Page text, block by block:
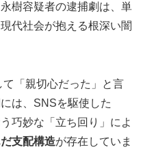
樹容疑者の逮捕劇は、単
代社会が抱える根深い闇
「親切心だった」と言
は、SNSを駆使した
巧妙な「立ち回り」によ
支配構造が存在していま